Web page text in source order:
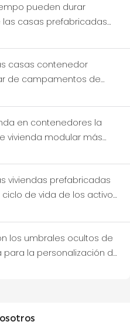
pueden durar
casas prefabricadas
casas contenedor
de campamentos de
en contenedores la
vivienda modular más
viviendas prefabricadas
ciclo de vida de los activos
los umbrales ocultos de
para la personalización de